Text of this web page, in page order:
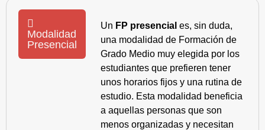
Modalidad
Presencial
Un FP presencial es, sin duda,
una modalidad de Formación de
Grado Medio muy elegida por los
estudiantes que prefieren tener
unos horarios fijos y una rutina de
estudio. Esta modalidad beneficia
a aquellas personas que son
menos organizadas y necesitan